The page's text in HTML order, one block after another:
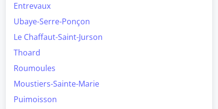
Entrevaux
Ubaye-Serre-Ponçon
Le Chaffaut-Saint-Jurson
Thoard
Roumoules
Moustiers-Sainte-Marie
Puimoisson